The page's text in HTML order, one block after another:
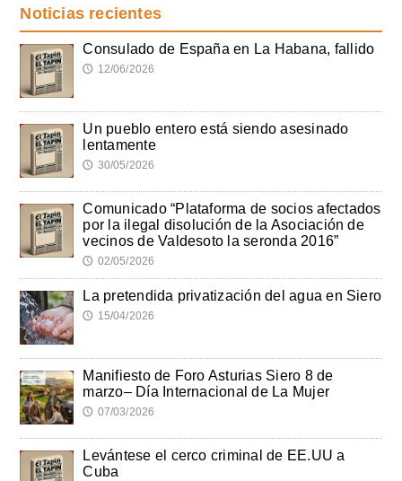
Noticias recientes
Consulado de España en La Habana, fallido
🕔 12/06/2026
Un pueblo entero está siendo asesinado
lentamente
🕔 30/05/2026
Comunicado “Plataforma de socios afectados
por la ilegal disolución de la Asociación de
vecinos de Valdesoto la seronda 2016”
🕔 02/05/2026
La pretendida privatización del agua en Siero
🕔 15/04/2026
Manifiesto de Foro Asturias Siero 8 de
marzo– Día Internacional de La Mujer
🕔 07/03/2026
Levántese el cerco criminal de EE.UU a
Cuba